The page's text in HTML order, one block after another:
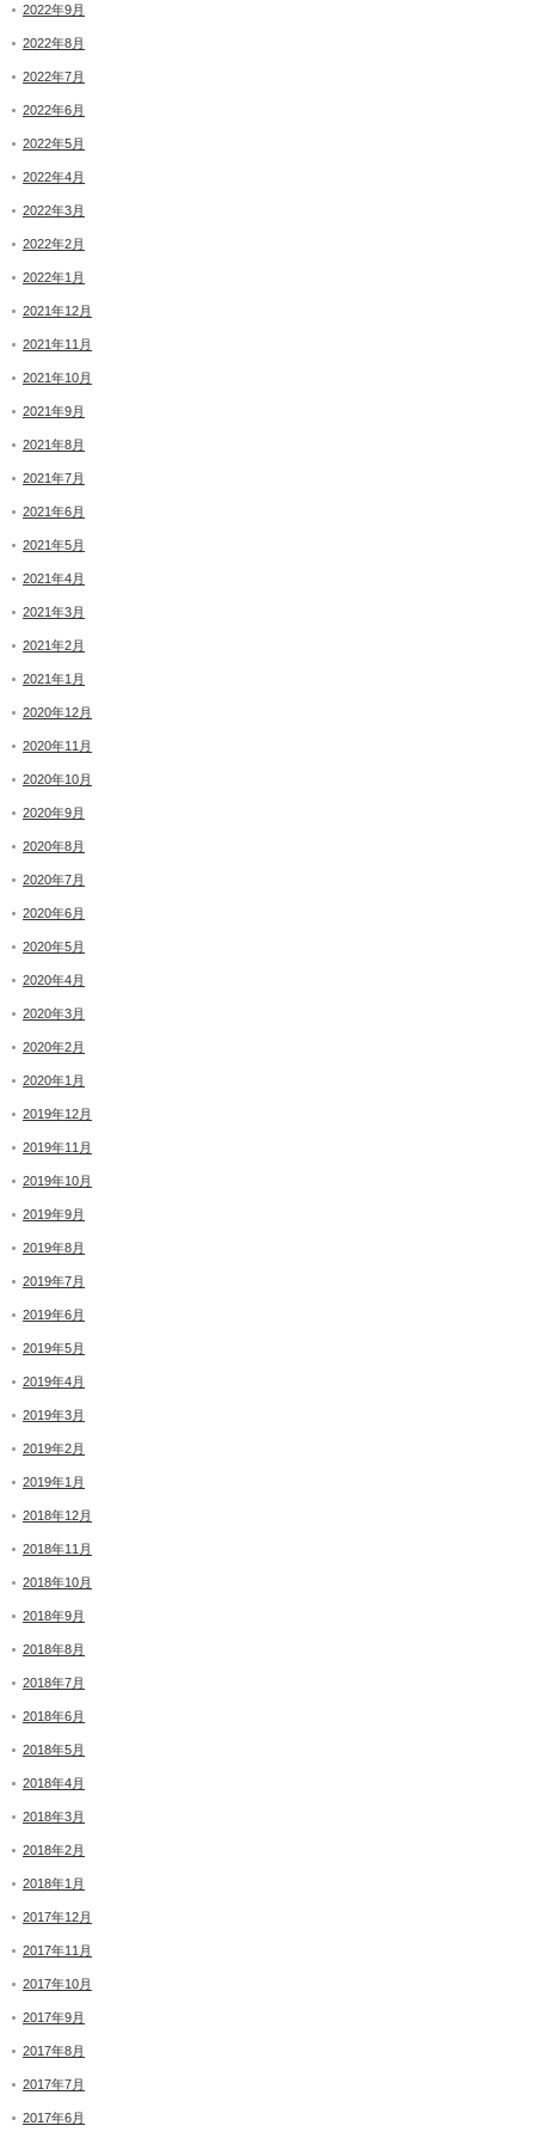
2022年9月
2022年8月
2022年7月
2022年6月
2022年5月
2022年4月
2022年3月
2022年2月
2022年1月
2021年12月
2021年11月
2021年10月
2021年9月
2021年8月
2021年7月
2021年6月
2021年5月
2021年4月
2021年3月
2021年2月
2021年1月
2020年12月
2020年11月
2020年10月
2020年9月
2020年8月
2020年7月
2020年6月
2020年5月
2020年4月
2020年3月
2020年2月
2020年1月
2019年12月
2019年11月
2019年10月
2019年9月
2019年8月
2019年7月
2019年6月
2019年5月
2019年4月
2019年3月
2019年2月
2019年1月
2018年12月
2018年11月
2018年10月
2018年9月
2018年8月
2018年7月
2018年6月
2018年5月
2018年4月
2018年3月
2018年2月
2018年1月
2017年12月
2017年11月
2017年10月
2017年9月
2017年8月
2017年7月
2017年6月